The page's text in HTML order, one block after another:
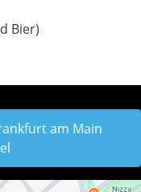
Bier)
am Main